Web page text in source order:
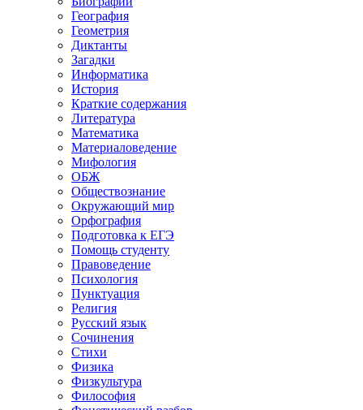
География
Геометрия
Диктанты
Загадки
Информатика
История
Краткие содержания
Литература
Математика
Материаловедение
Мифология
ОБЖ
Обществознание
Окружающий мир
Орфография
Подготовка к ЕГЭ
Помощь студенту
Правоведение
Психология
Пунктуация
Религия
Русский язык
Сочинения
Стихи
Физика
Физкультура
Философия